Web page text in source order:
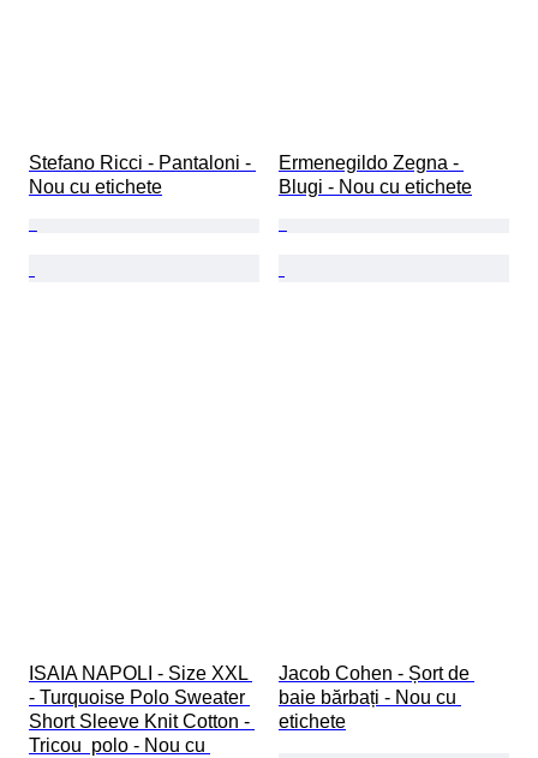
Stefano Ricci - Pantaloni -
Nou cu etichete
Ermenegildo Zegna -
Blugi - Nou cu etichete
ISAIA NAPOLI - Size XXL
- Turquoise Polo Sweater
Short Sleeve Knit Cotton -
Tricou  polo - Nou cu
Jacob Cohen - Șort de
baie bărbați - Nou cu
etichete